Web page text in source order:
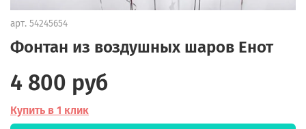
арт. 54245654
Фонтан из воздушных шаров Енот
4 800 руб
Купить в 1 клик